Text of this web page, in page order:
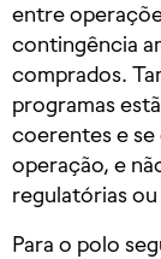
entre
contingência
comprados.
programas
coerentes e se
operação, e
regulatórias
Para o polo